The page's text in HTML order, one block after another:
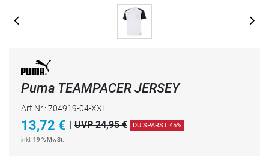
Puma TEAMPACER JERSEY
Art.Nr.: 704919-04-XXL
13,72 € UVP 24,95 € DU SPARST 45%
inkl. 19 % MwSt.